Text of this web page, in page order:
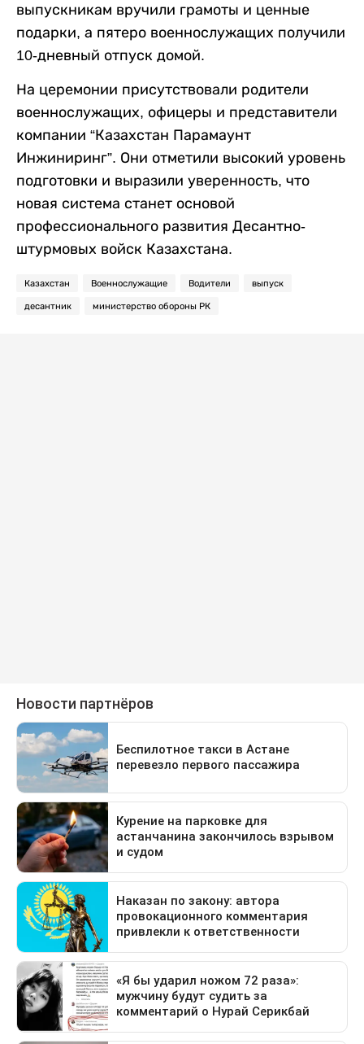
выпускникам вручили грамоты и ценные
подарки, а пятеро военнослужащих получили
10-дневный отпуск домой.
На церемонии присутствовали родители
военнослужащих, офицеры и представители
компании “Казахстан Парамаунт
Инжиниринг”. Они отметили высокий уровень
подготовки и выразили уверенность, что
новая система станет основой
профессионального развития Десантно-
штурмовых войск Казахстана.
Казахстан Военнослужащие Водители выпуск
десантник министерство обороны РК